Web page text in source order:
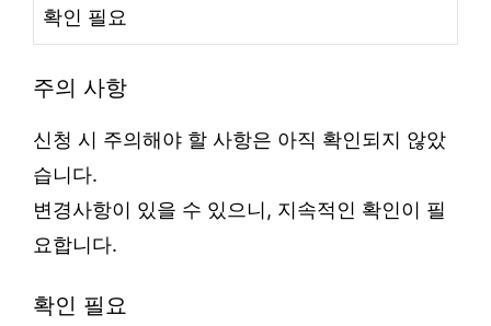
확인 필요
주의 사항
신청 시 주의해야 할 사항은 아직 확인되지 않았
습니다.
변경사항이 있을 수 있으니, 지속적인 확인이 필
요합니다.
확인 필요